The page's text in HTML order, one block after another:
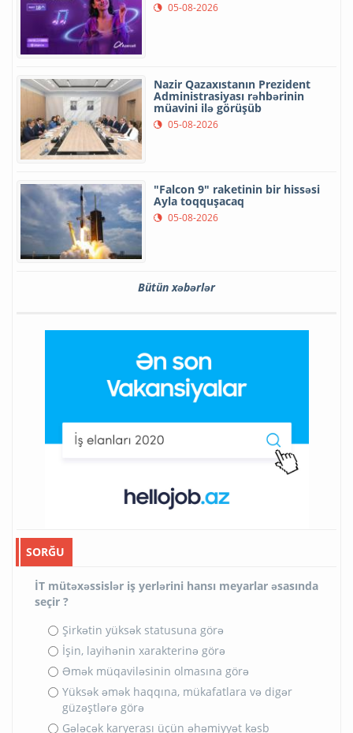
05-08-2026
Nazir Qazaxıstanın Prezident
Administrasiyası rəhbərinin
müavini ilə görüşüb
05-08-2026
"Falcon 9" raketinin bir hissəsi
Ayla toqquşacaq
05-08-2026
Bütün xəbərlər
SORĞU
İT mütəxəssislər iş yerlərini hansı meyarlar əsasında
seçir ?
Şirkətin yüksək statusuna görə
İşin, layihənin xarakterinə görə
Əmək müqaviləsinin olmasına görə
Yüksək əmək haqqına, mükafatlara və digər
güzəştlərə görə
Gələcək karyerası üçün əhəmiyyət kəsb